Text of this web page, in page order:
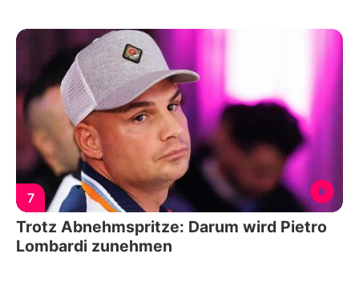
7
Trotz Abnehmspritze: Darum wird Pietro
Lombardi zunehmen